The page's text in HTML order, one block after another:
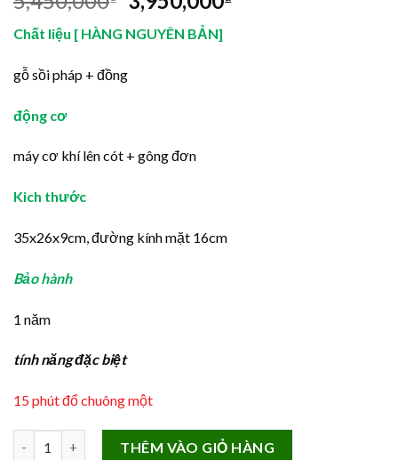
Chất liệu [ HÀNG NGUYÊN BẢN]
gỗ sồi pháp + đồng
động cơ
máy cơ khí lên cót + gông đơn
Kich thước
35x26x9cm, đường kính mặt 16cm
Bảo hành
1 năm
tính năng đặc biệt
15 phút đổ chuông một
Đồng Hồ odo cổ Quả Lắc Ông Tây Đánh Chuông Máy Cơ France
THÊM VÀO GIỎ HÀNG